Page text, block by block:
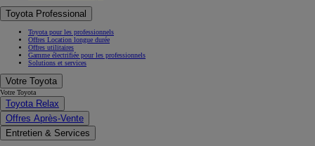
Toyota Professional
Toyota pour les professionnels
Offres Location longue durée
Offres utilitaires
Gamme électrifiée pour les professionnels
Solutions et services
Votre Toyota
Votre Toyota
Toyota Relax
Offres Après-Vente
Entretien & Services